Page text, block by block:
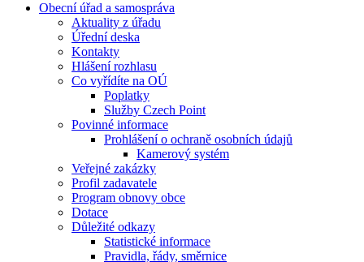
Obecní úřad a samospráva
Aktuality z úřadu
Úřední deska
Kontakty
Hlášení rozhlasu
Co vyřídíte na OÚ
Poplatky
Služby Czech Point
Povinné informace
Prohlášení o ochraně osobních údajů
Kamerový systém
Veřejné zakázky
Profil zadavatele
Program obnovy obce
Dotace
Důležité odkazy
Statistické informace
Pravidla, řády, směrnice